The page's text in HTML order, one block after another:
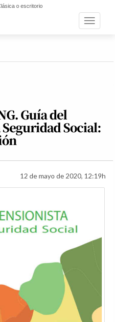
o escritorio
Toggle
Guía del
Social:
12 de mayo de 2020, 12:19h